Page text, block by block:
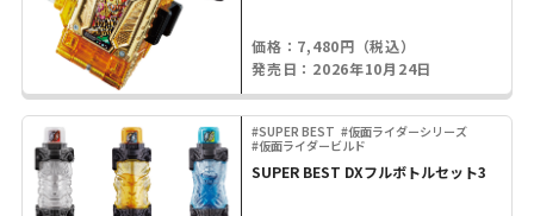
価格：7,480円（税込）
発売日：2026年10月24日
#SUPER BEST #仮面ライダーシリーズ
#仮面ライダービルド
SUPER BEST DXフルボトルセット3